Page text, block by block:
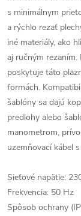
s minimálnym
a rýchlo rezať
iné materiály, ako
aj ručným
poskytuje táto
formách.
šablóny sa dajú
predlohy alebo
manometrom,
uzemňovací kábel
Sieťové napätie:
Frekvencia: 50 Hz
Spôsob ochrany